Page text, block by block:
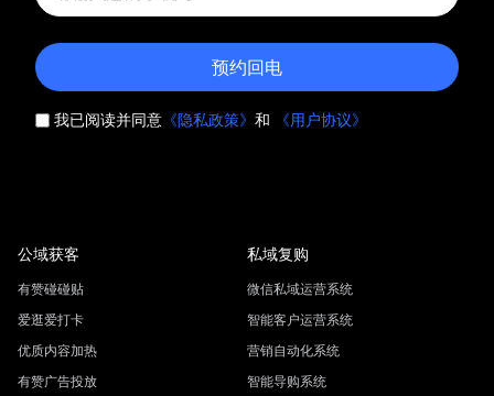
预约回电
我已阅读并同意 《隐私政策》 和 《用户协议》
公域获客
有赞碰碰贴
爱逛爱打卡
优质内容加热
有赞广告投放
私域复购
微信私域运营系统
智能客户运营系统
营销自动化系统
智能导购系统